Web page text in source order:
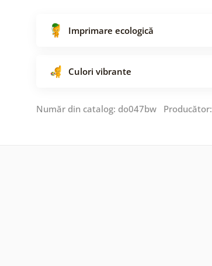
Imprimare ecologică
Culori vibrante
Număr din catalog: do047bw Producător: